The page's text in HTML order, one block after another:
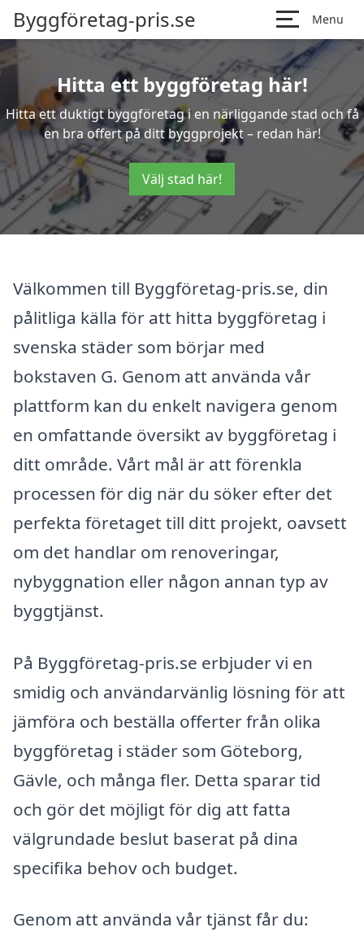
Byggföretag-pris.se Menu
Hitta ett byggföretag här!
Hitta ett duktigt byggföretag i en närliggande stad och få
en bra offert på ditt byggprojekt – redan här!
Välj stad här!
Välkommen till Byggföretag-pris.se, din
pålitliga källa för att hitta byggföretag i
svenska städer som börjar med
bokstaven G. Genom att använda vår
plattform kan du enkelt navigera genom
en omfattande översikt av byggföretag i
ditt område. Vårt mål är att förenkla
processen för dig när du söker efter det
perfekta företaget till ditt projekt, oavsett
om det handlar om renoveringar,
nybyggnation eller någon annan typ av
byggtjänst.
På Byggföretag-pris.se erbjuder vi en
smidig och användarvänlig lösning för att
jämföra och beställa offerter från olika
byggföretag i städer som Göteborg,
Gävle, och många fler. Detta sparar tid
och gör det möjligt för dig att fatta
välgrundade beslut baserat på dina
specifika behov och budget.
Genom att använda vår tjänst får du: